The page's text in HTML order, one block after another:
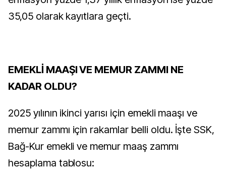
35,05 olarak kayıtlara geçti.
EMEKLİ MAAŞI VE MEMUR ZAMMI NE
KADAR OLDU?
2025 yılının ikinci yarısı için emekli maaşı ve
memur zammı için rakamlar belli oldu. İşte SSK,
Bağ-Kur emekli ve memur maaş zammı
hesaplama tablosu: